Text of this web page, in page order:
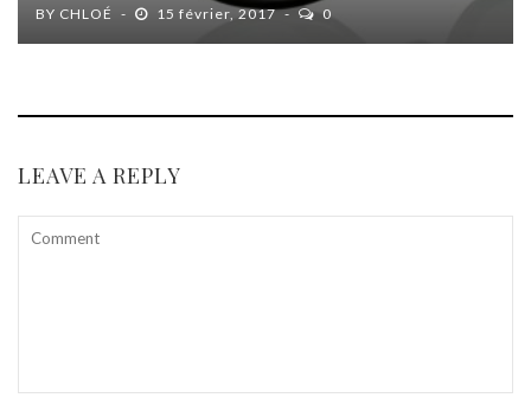
BY CHLOÉ 15 février, 2017 0
LEAVE A REPLY